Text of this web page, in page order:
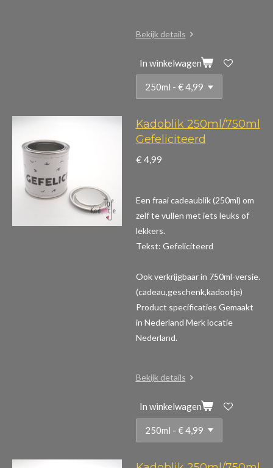
Bekijk details
In winkelwagen
Kadoblik 250ml/750ml
Gefeliciteerd
€ 4,99
Een fraai cadeaublik (250ml) om
zelf te vullen met iets leuks of
lekkers.
Tekst: Gefeliciteerd
Ook verkrijgbaar in 750ml-versie.
(cadeau,geschenk,kadootje)
Product specificaties Gemaakt
in Nederland Merk locatie
Nederland.
Bekijk details
In winkelwagen